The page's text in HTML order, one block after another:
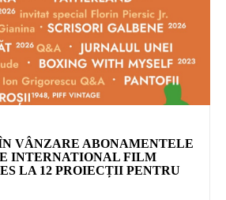
VÂNZARE ABONAMENTELE
INTERNATIONAL FILM
LA 12 PROIECȚII PENTRU